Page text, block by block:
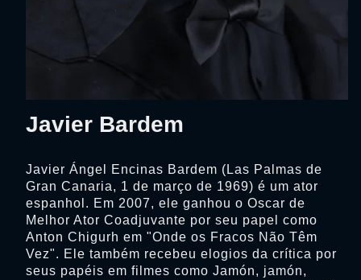
Javier Bardem
Javier Ángel Encinas Bardem (Las Palmas de
Gran Canaria, 1 de março de 1969) é um ator
espanhol. Em 2007, ele ganhou o Oscar de
Melhor Ator Coadjuvante por seu papel como
Anton Chigurh em "Onde os Fracos Não Têm
Vez". Ele também recebeu elogios da crítica por
seus papéis em filmes como Jamón, jamón,